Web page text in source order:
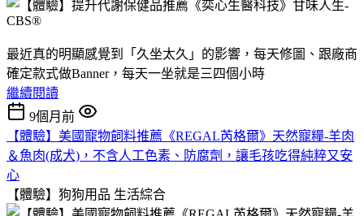
最近真的明顯感覺到「久坐太久」的影響，每天修圖、跟廠商
確定款式做Banner，每天一坐就是三四個小時
繼續閱讀
9個月前
【體驗】美國寵物飼料推薦《REGAL芮格爾》天然寵糧-羊肉
＆魚肉(成犬)，不含人工色素、防腐劑，讓毛孩吃得純粹又安
心
【體驗】狗狗用品 生活綜合